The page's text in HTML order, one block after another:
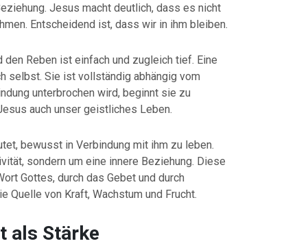
Jesus macht deutlich, dass es nicht
Entscheidend ist, dass wir in ihm bleiben.
den Reben ist einfach und zugleich tief. Eine
selbst. Sie ist vollständig abhängig vom
unterbrochen wird, beginnt sie zu
auch unser geistliches Leben.
bewusst in Verbindung mit ihm zu leben.
sondern um eine innere Beziehung. Diese
Gottes, durch das Gebet und durch
Quelle von Kraft, Wachstum und Frucht.
als Stärke